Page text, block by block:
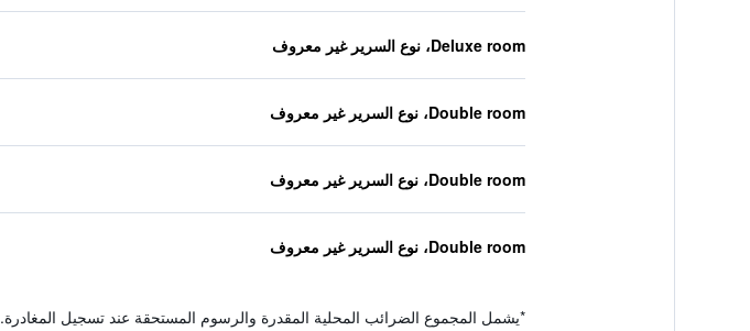
Deluxe room، نوع السرير غير معروف
Double room، نوع السرير غير معروف
Double room، نوع السرير غير معروف
Double room، نوع السرير غير معروف
*يشمل المجموع الضرائب المحلية المقدرة والرسوم المستحقة عند تسجيل المغادرة.